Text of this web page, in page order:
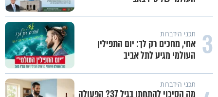
3 תכני הידברות
אחי, מחכים רק לך: יום התפילין
העולמי מגיע לתל אביב
תכני הידברות